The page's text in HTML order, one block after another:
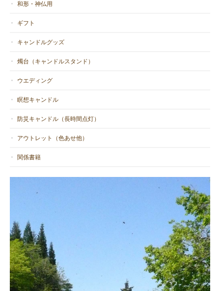
和形・神仏用
ギフト
キャンドルグッズ
燭台（キャンドルスタンド）
ウエディング
瞑想キャンドル
防災キャンドル（長時間点灯）
アウトレット（色あせ他）
関係書籍